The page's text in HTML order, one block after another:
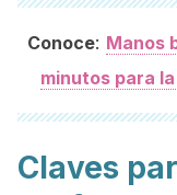
Conoce: Manos
minutos para
Claves